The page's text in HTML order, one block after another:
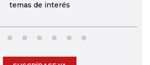
temas de interés